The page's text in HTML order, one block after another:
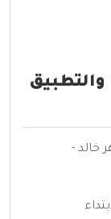
والتطبيق
خالد -